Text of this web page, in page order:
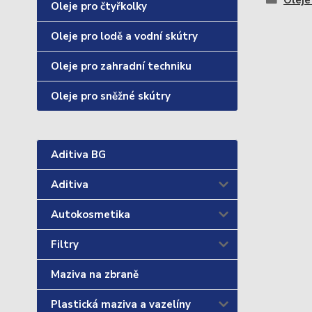
Oleje pro čtyřkolky
Oleje pro lodě a vodní skútry
Oleje pro zahradní techniku
Oleje pro sněžné skútry
Aditiva BG
Aditiva
Autokosmetika
Filtry
Maziva na zbraně
Plastická maziva a vazelíny